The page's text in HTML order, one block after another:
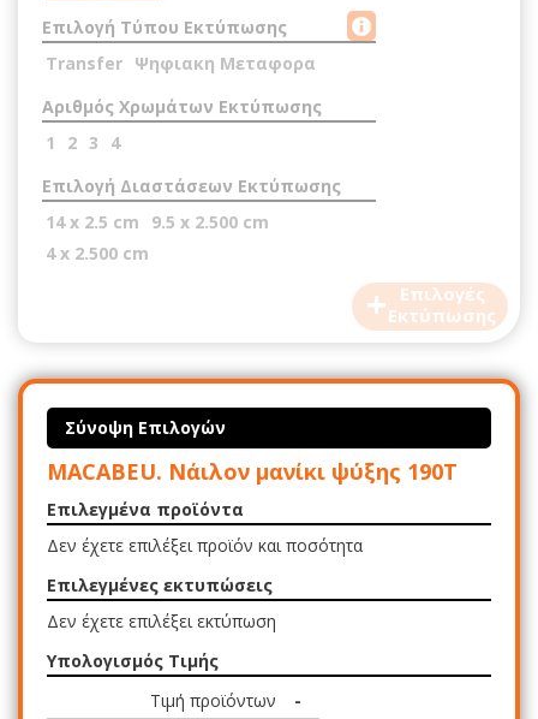
+
Επιλογές
Εκτύπωσης
Επιλογή Τύπου Εκτύπωσης
Transfer Ψηφιακη Μεταφορα
Αριθμός Χρωμάτων Εκτύπωσης
1
2 3
4
Επιλογή Διαστάσεων Εκτύπωσης
14 x 2.5 cm
9.5 x 2.500 cm
4 x 2.500 cm
Σύνοψη Επιλογών
MACABEU. Νάιλον μανίκι ψύξης 190Τ
Επιλεγμένα προϊόντα
Δεν έχετε επιλέξει προϊόν και ποσότητα
Επιλεγμένες εκτυπώσεις
Δεν έχετε επιλέξει εκτύπωση
Υπολογισμός Τιμής
Τιμή προϊόντων
-